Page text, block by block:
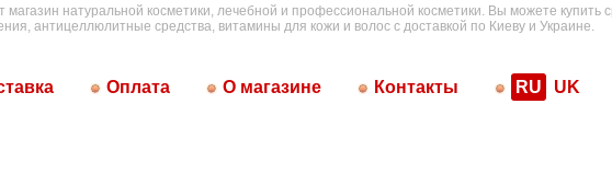
магазин натуральной косметики, лечебной и профессиональной косметики. Вы можете купить
антицеллюлитные средства, витамины для кожи и волос с доставкой по Киеву и Украине.
Оплата О магазине Контакты RU UK